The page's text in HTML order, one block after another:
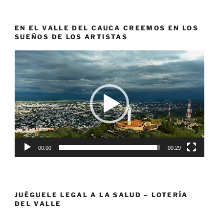
EN EL VALLE DEL CAUCA CREEMOS EN LOS
SUEÑOS DE LOS ARTISTAS
Reproductor
de
vídeo
00:00 00:29
JUÉGUELE LEGAL A LA SALUD – LOTERÍA
DEL VALLE